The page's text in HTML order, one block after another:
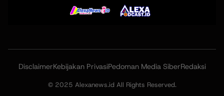
DisclaimerKebijakan PrivasiPedoman Media SiberRedaksi
© 2025 Alexanews.id All Rights Reserved.